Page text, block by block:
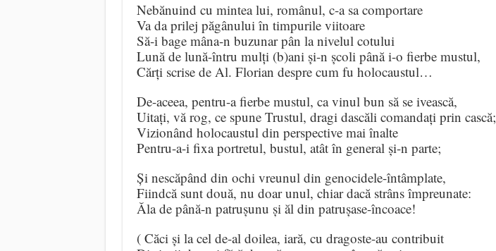
Nebănuind cu mintea lui, românul, c-a sa comportare
Va da prilej păgânului în timpurile viitoare
Să-i bage mâna-n buzunar pân la nivelul cotului
Lună de lună-întru mulți (b)ani și-n școli până i-o fierbe mustul,
Cărți scrise de Al. Florian despre cum fu holocaustul…
De-aceea, pentru-a fierbe mustul, ca vinul bun să se ivească,
Uitați, vă rog, ce spune Trustul, dragi dascăli comandați prin cască;
Vizionând holocaustul din perspective mai înalte
Pentru-a-i fixa portretul, bustul, atât în general și-n parte;
Și nescăpând din ochi vreunul din genocidele-întâmplate,
Fiindcă sunt două, nu doar unul, chiar dacă strâns împreunate:
Ăla de până-n patrușunu și ăl din patrușase-încoace!
( Căci și la cel de-al doilea, iară, cu dragoste-au contribuit